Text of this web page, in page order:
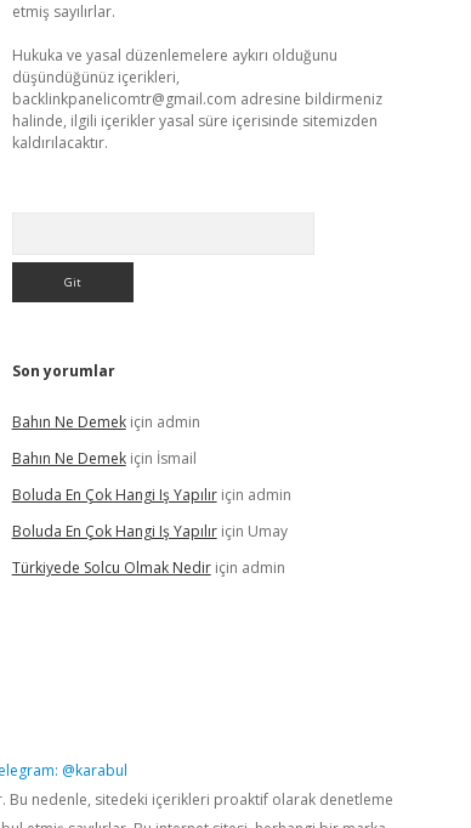
etmiş sayılırlar.
Hukuka ve yasal düzenlemelere aykırı olduğunu
düşündüğünüz içerikleri,
backlinkpanelicomtr@gmail.com adresine bildirmeniz
halinde, ilgili içerikler yasal süre içerisinde sitemizden
kaldırılacaktır.
Son yorumlar
Bahın Ne Demekiçin admin
Bahın Ne Demekiçin İsmail
Boluda En Çok Hangi Iş Yapılıriçin admin
Boluda En Çok Hangi Iş Yapılıriçin Umay
Türkiyede Solcu Olmak Nediriçin admin
@karabul
Bu nedenle, sitedeki içerikleri proaktif olarak denetleme